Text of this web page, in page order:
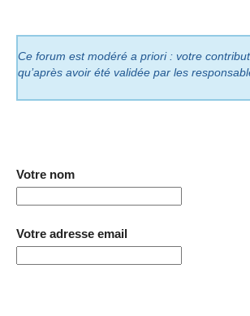
Ce forum est modéré a priori : votre
qu’après avoir été validée par les
Votre nom
Votre adresse email